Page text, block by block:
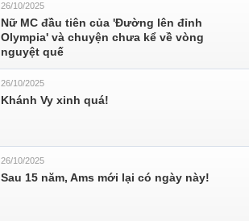
26/10/2025
Nữ MC đầu tiên của 'Đường lên đỉnh
Olympia' và chuyện chưa kể về vòng
nguyệt quế
26/10/2025
Khánh Vy xinh quá!
26/10/2025
Sau 15 năm, Ams mới lại có ngày này!